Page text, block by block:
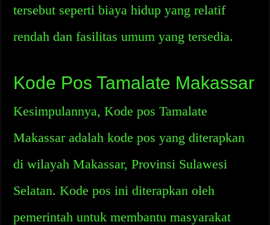
tersebut seperti biaya hidup yang relatif
rendah dan fasilitas umum yang tersedia.
Kode Pos Tamalate Makassar
Kesimpulannya, Kode pos Tamalate
Makassar adalah kode pos yang diterapkan
di wilayah Makassar, Provinsi Sulawesi
Selatan. Kode pos ini diterapkan oleh
pemerintah untuk membantu masyarakat